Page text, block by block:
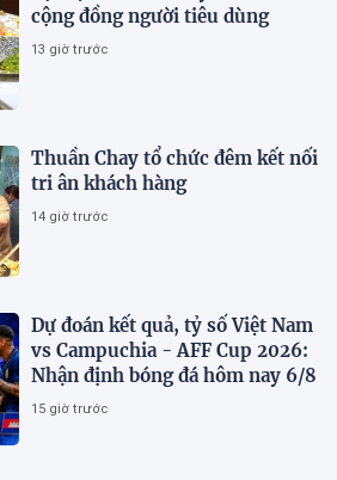
cộng đồng người tiêu dùng
13 giờ trước
Thuần Chay tổ chức đêm kết nối
tri ân khách hàng
14 giờ trước
Dự đoán kết quả, tỷ số Việt Nam
vs Campuchia - AFF Cup 2026:
Nhận định bóng đá hôm nay 6/8
15 giờ trước